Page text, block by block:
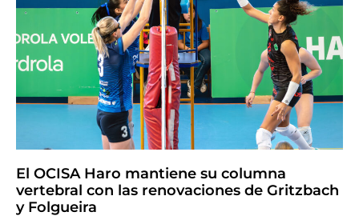
El OCISA Haro mantiene su columna
vertebral con las renovaciones de Gritzbach
y Folgueira